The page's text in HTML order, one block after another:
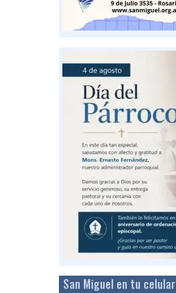
San Miguel en tu celular